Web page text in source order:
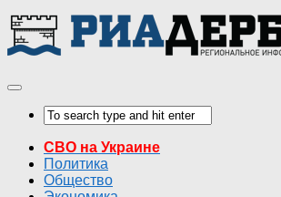
СВО на Украине
Политика
Общество